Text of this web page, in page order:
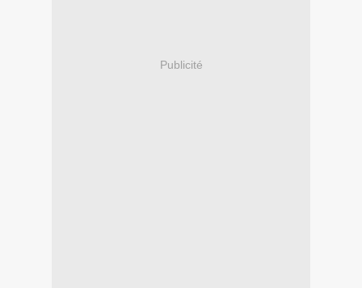
Publicité